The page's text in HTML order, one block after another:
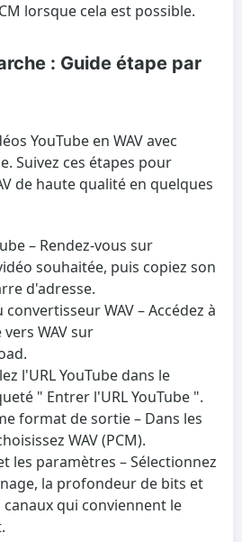
lorsque cela est possible.
: Guide étape par
YouTube en WAV avec
Suivez ces étapes pour
de haute qualité en quelques
– Rendez-vous sur
souhaitée, puis copiez son
d'adresse.
convertisseur WAV– Accédez à
WAV sur
l'URL YouTube dans le
" Entrer l'URL YouTube ".
format de sortie– Dans les
WAV (PCM).
les paramètres – Sélectionnez
la profondeur de bits et
qui conviennent le